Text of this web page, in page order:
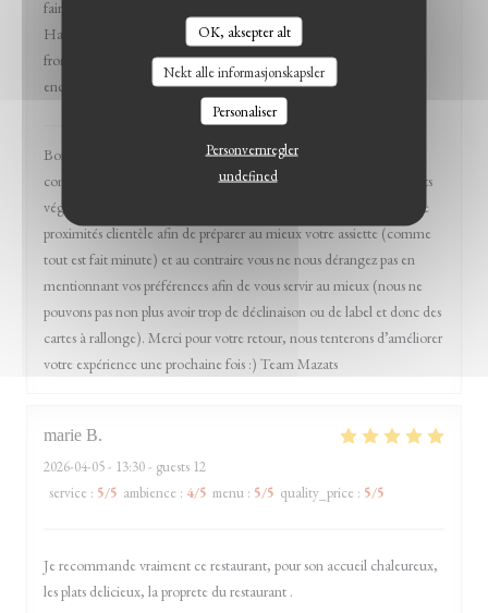
OK, aksepter alt
Nekt alle informasjonskapsler
Personaliser
Personvernregler
undefined
faire en allant dans des restos pré-sélectionnés sur l'application
HappyCow). C'était très bon (et on s'est redistribué le beignet au
fromage problématique, pas de soucis) et l'expérience pourrait être
encore plus détente.
has responded to the review
Bonjour Sophie et merci pour votre venue chez nous et
commentaires. Nous avons effectivement pas mal de produits / plats
végétaliens tout effectivement en discutant avec nos clients et notre
proximités clientèle afin de préparer au mieux votre assiette (comme
tout est fait minute) et au contraire vous ne nous dérangez pas en
mentionnant vos préférences afin de vous servir au mieux (nous ne
pouvons pas non plus avoir trop de déclinaison ou de label et donc des
cartes à rallonge). Merci pour votre retour, nous tenterons d’améliorer
votre expérience une prochaine fois :) Team Mazats
marie B
2026-04-05- 13:30 - guests 12
service : 5/5 ambience : 4/5 menu : 5/5 quality_price : 5/5
Je recommande vraiment ce restaurant, pour son accueil chaleureux,
les plats delicieux, la proprete du restaurant .